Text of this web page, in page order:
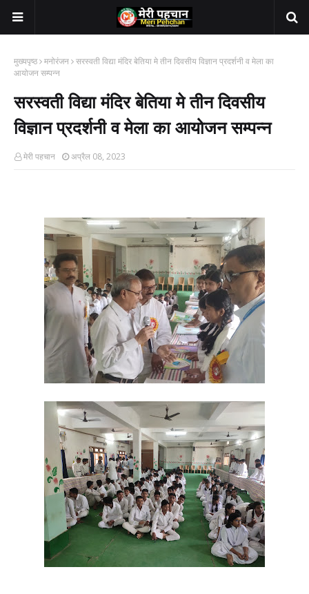
मुख्यपृष्ठ मनोरंजन सरस्वती विद्या मंदिर बेतिया मे तीन दिवसीय विज्ञान प्रदर्शनी व मेला का
आयोजन सम्पन्न
सरस्वती विद्या मंदिर बेतिया मे तीन दिवसीय
विज्ञान प्रदर्शनी व मेला का आयोजन सम्पन्न
मेरी पहचान अप्रैल 08, 2023